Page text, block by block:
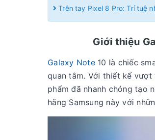
Trên tay Pixel 8 Pro: Trí tuệ
Giới thiệu
Galaxy Note10 là chiếc
quan tâm. Với thiết kế vượt
phẩm đã nhanh chóng tạo
hãng Samsung này với